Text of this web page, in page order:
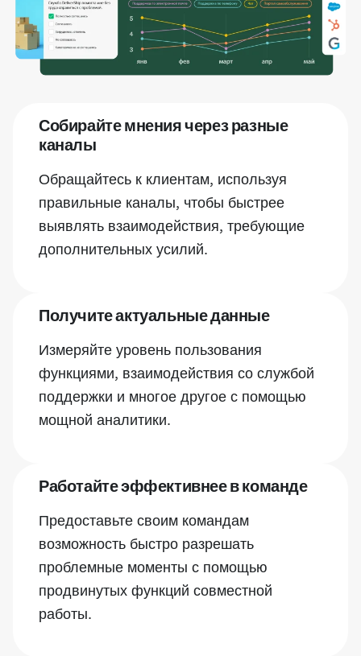
Собирайте мнения через разные
каналы
Обращайтесь к клиентам, используя
правильные каналы, чтобы быстрее
выявлять взаимодействия, требующие
дополнительных усилий.
Получите актуальные данные
Измеряйте уровень пользования
функциями, взаимодействия со службой
поддержки и многое другое с помощью
мощной аналитики.
Работайте эффективнее в команде
Предоставьте своим командам
возможность быстро разрешать
проблемные моменты с помощью
продвинутых функций совместной
работы.